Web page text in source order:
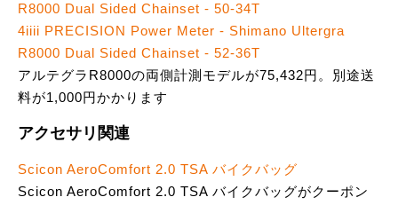
R8000 Dual Sided Chainset - 50-34T
4iiii PRECISION Power Meter - Shimano Ultergra
R8000 Dual Sided Chainset - 52-36T
アルテグラR8000の両側計測モデルが75,432円。別途送
料が1,000円かかります
アクセサリ関連
Scicon AeroComfort 2.0 TSA バイクバッグ
Scicon AeroComfort 2.0 TSA バイクバッグがクーポン